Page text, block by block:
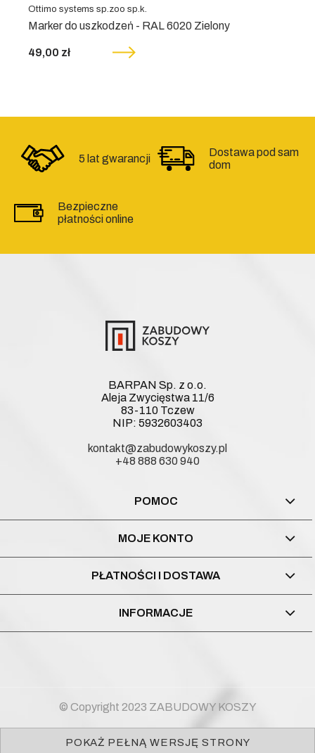
Marker do uszkodzeń - RAL 6020 Zielony
Ottimo systems sp.zoo sp.k.
49,00 zł
5 lat gwarancji
Dostawa pod sam
dom
Bezpieczne
płatności online
BARPAN Sp. z o.o.
Aleja Zwycięstwa 11/6
83-110 Tczew
NIP: 5932603403
kontakt@zabudowykoszy.pl
+48 888 630 940
POMOC
MOJE KONTO
PŁATNOŚCI I DOSTAWA
INFORMACJE
© Copyright 2023 ZABUDOWY KOSZY
POKAŻ PEŁNĄ WERSJĘ STRONY